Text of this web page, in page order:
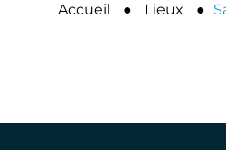
Accueil ● Lieux ●